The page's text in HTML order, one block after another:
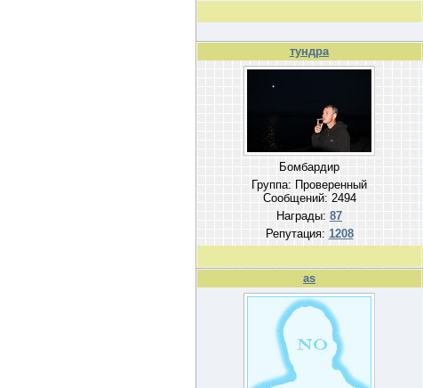
тундра
Бомбардир
Группа: Проверенный
Сообщений: 2494
Награды: 87
Репутация: 1208
as